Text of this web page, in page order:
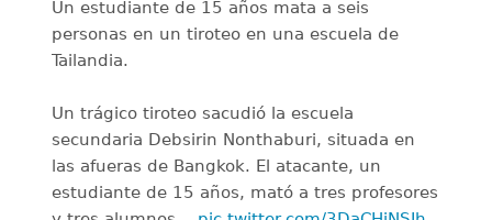
Un estudiante de 15 años mata a seis
personas en un tiroteo en una escuela de
Tailandia.
Un trágico tiroteo sacudió la escuela
secundaria Debsirin Nonthaburi, situada en
las afueras de Bangkok. El atacante, un
estudiante de 15 años, mató a tres profesores